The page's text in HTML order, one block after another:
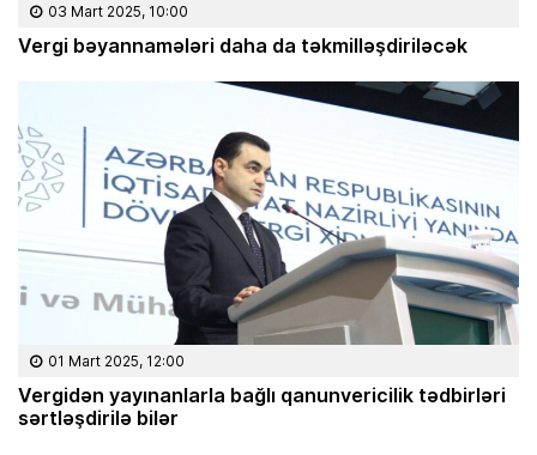
03 Mart 2025, 10:00
Vergi bəyannamələri daha da təkmilləşdiriləcək
01 Mart 2025, 12:00
Vergidən yayınanlarla bağlı qanunvericilik tədbirləri
sərtləşdirilə bilər